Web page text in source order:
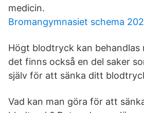
medicin.
Bromangymnasiet schema
Högt blodtryck kan behandlas
det finns också en del saker
själv för att sänka ditt
Vad kan man göra för att